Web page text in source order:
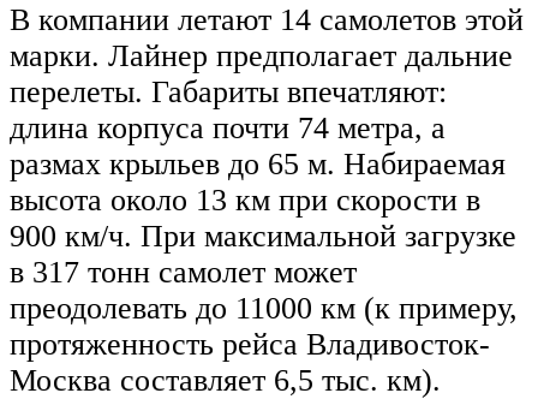
В компании летают 14 самолетов этой
марки. Лайнер предполагает дальние
перелеты. Габариты впечатляют:
длина корпуса почти 74 метра, а
размах крыльев до 65 м. Набираемая
высота около 13 км при скорости в
900 км/ч. При максимальной загрузке
в 317 тонн самолет может
преодолевать до 11000 км (к примеру,
протяженность рейса Владивосток-
Москва составляет 6,5 тыс. км).